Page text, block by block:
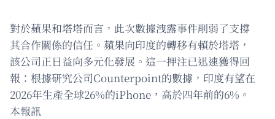
對於蘋果和塔塔而言，此次數據洩露事件削弱了支撐
其合作關係的信任。蘋果向印度的轉移有賴於塔塔，
該公司正日益向多元化發展。這一押注已迅速獲得回
報：根據研究公司Counterpoint的數據，印度有望在
2026年生產全球26%的iPhone，高於四年前的6%。
本報訊